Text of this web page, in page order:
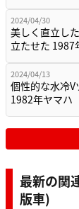
2024/04/30
美しく直立し
立たせた
2024/04/13
個性的な水冷
1982年ヤマハ
最新の関
版車)